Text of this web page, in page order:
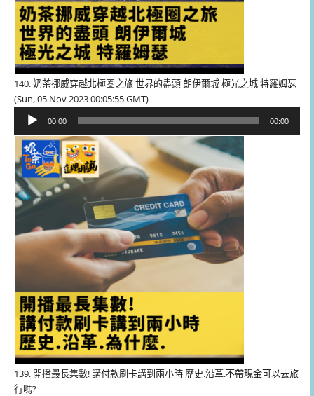
140. 奶茶挪威穿越北極圈之旅 世界的盡頭 朗伊爾城 極光之城 特羅姆瑟
(Sun, 05 Nov 2023 00:05:55 GMT)
播
放
器
00:00 00:00
139. 開播最長集數! 講付款刷卡講到兩小時 歷史.沿革.不帶現金可以去旅
行嗎?